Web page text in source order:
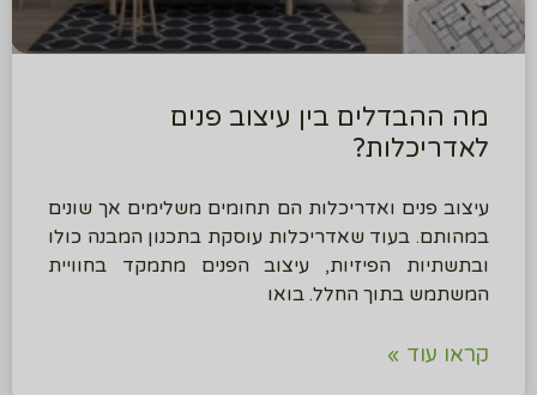
מה ההבדלים בין עיצוב פנים
לאדריכלות?
עיצוב פנים ואדריכלות הם תחומים משלימים אך שונים
במהותם. בעוד שאדריכלות עוסקת בתכנון המבנה כולו
ובתשתיות הפיזיות, עיצוב הפנים מתמקד בחוויית
המשתמש בתוך החלל. בואו
קראו עוד »